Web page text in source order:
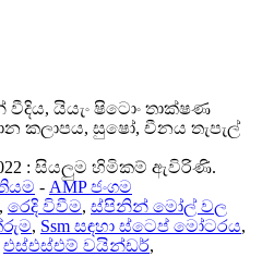
වීදිය, යියැං ෂිටොං තාක්ෂණ
කලාපය, සුෂෝ, චීනය තැපැල්
: සියලුම හිමිකම් ඇවිරිණි.
- AMP ජංගම
, රෙදි විවීම, ස්පිනින් මෝල් වල
, Ssm සඳහා ස්ටෙප් මෝටරය,
එස්එස්එම් වයින්ඩර්,